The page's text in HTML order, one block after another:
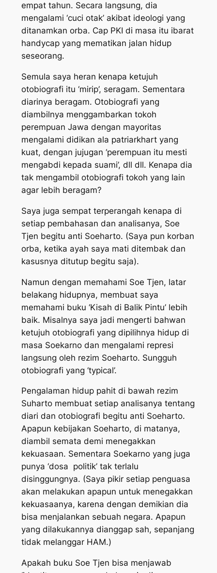
empat tahun. Secara langsung, dia
mengalami ‘cuci otak’ akibat ideologi yang
ditanamkan orba. Cap PKI di masa itu ibarat
handycap yang mematikan jalan hidup
seseorang.
Semula saya heran kenapa ketujuh
otobiografi itu ‘mirip’, seragam. Sementara
diarinya beragam. Otobiografi yang
diambilnya menggambarkan tokoh
perempuan Jawa dengan mayoritas
mengalami didikan ala patriarkhart yang
kuat, dengan jujugan ‘perempuan itu mesti
mengabdi kepada suami’, dll dll. Kenapa dia
tak mengambil otobiografi tokoh yang lain
agar lebih beragam?
Saya juga sempat terperangah kenapa di
setiap pembahasan dan analisanya, Soe
Tjen begitu anti Soeharto. (Saya pun korban
orba, ketika ayah saya mati ditembak dan
kasusnya ditutup begitu saja).
Namun dengan memahami Soe Tjen, latar
belakang hidupnya, membuat saya
memahami buku ‘Kisah di Balik Pintu’ lebih
baik. Misalnya saya jadi mengerti bahwan
ketujuh otobiografi yang dipilihnya hidup di
masa Soekarno dan mengalami represi
langsung oleh rezim Soeharto. Sungguh
otobiografi yang ‘typical’.
Pengalaman hidup pahit di bawah rezim
Suharto membuat setiap analisanya tentang
diari dan otobiografi begitu anti Soeharto.
Apapun kebijakan Soeharto, di matanya,
diambil semata demi menegakkan
kekuasaan. Sementara Soekarno yang juga
punya ‘dosa politik’ tak terlalu
disinggungnya. (Saya pikir setiap penguasa
akan melakukan apapun untuk menegakkan
kekuasaanya, karena dengan demikian dia
bisa menjalankan sebuah negara. Apapun
yang dilakukannya dianggap sah, sepanjang
tidak melanggar HAM.)
Apakah buku Soe Tjen bisa menjawab